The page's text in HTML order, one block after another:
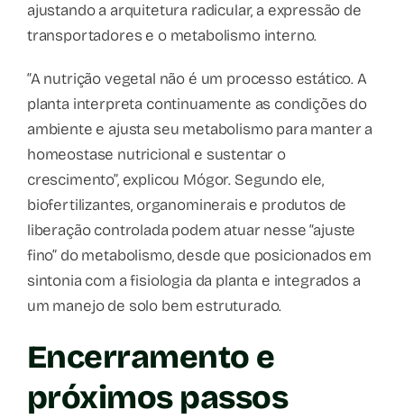
ajustando a arquitetura radicular, a expressão de
transportadores e o metabolismo interno.
“A nutrição vegetal não é um processo estático. A
planta interpreta continuamente as condições do
ambiente e ajusta seu metabolismo para manter a
homeostase nutricional e sustentar o
crescimento”, explicou Mógor. Segundo ele,
biofertilizantes, organominerais e produtos de
liberação controlada podem atuar nesse “ajuste
fino” do metabolismo, desde que posicionados em
sintonia com a fisiologia da planta e integrados a
um manejo de solo bem estruturado.
Encerramento e
próximos passos